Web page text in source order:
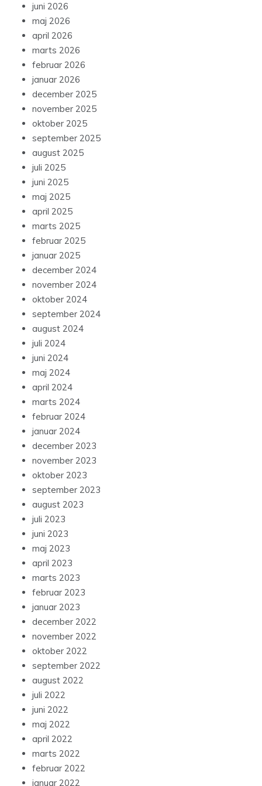
juni 2026
maj 2026
april 2026
marts 2026
februar 2026
januar 2026
december 2025
november 2025
oktober 2025
september 2025
august 2025
juli 2025
juni 2025
maj 2025
april 2025
marts 2025
februar 2025
januar 2025
december 2024
november 2024
oktober 2024
september 2024
august 2024
juli 2024
juni 2024
maj 2024
april 2024
marts 2024
februar 2024
januar 2024
december 2023
november 2023
oktober 2023
september 2023
august 2023
juli 2023
juni 2023
maj 2023
april 2023
marts 2023
februar 2023
januar 2023
december 2022
november 2022
oktober 2022
september 2022
august 2022
juli 2022
juni 2022
maj 2022
april 2022
marts 2022
februar 2022
januar 2022